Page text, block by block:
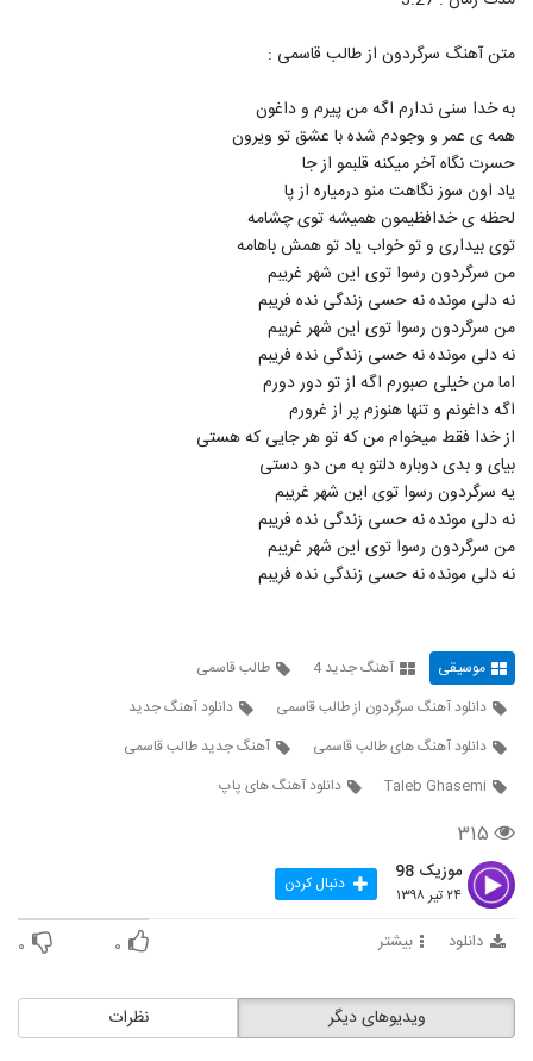
4798
4799
موزیک زیبای درسته که عاشقتم از پیام شیرزاد
4800
دانلود آهنگ چیکار کردی از یابین
۳۳۲ بازدید
متن آهنگ سرگردون از طالب قاسمی :
به خدا سنی ندارم اگه من پیرم و داغون
همه ی عمر و وجودم شده با عشق تو ویرون
حسرت نگاه آخر میکنه قلبمو از جا
یاد اون سوز نگاهت منو درمیاره از پا
لحظه ی خدافظیمون همیشه توی چشامه
توی بیداری و تو خواب یاد تو همش باهامه
من سرگردون رسوا توی این شهر غریبم
نه دلی مونده نه حسی زندگی نده فریبم
من سرگردون رسوا توی این شهر غریبم
نه دلی مونده نه حسی زندگی نده فریبم
اما من خیلی صبورم اگه از تو دور دورم
اگه داغونم و تنها هنوزم پر از غرورم
از خدا فقط میخوام من که تو هر جایی که هستی
بیای و بدی دوباره دلتو به من دو دستی
یه سرگردون رسوا توی این شهر غریبم
نه دلی مونده نه حسی زندگی نده فریبم
من سرگردون رسوا توی این شهر غریبم
نه دلی مونده نه حسی زندگی نده فریبم
موسیقی آهنگ جدید 4
طالب قاسمی
دانلود آهنگ سرگردون از طالب قاسمی
دانلود آهنگ جدید
دانلود آهنگ های طالب قاسمی
آهنگ جدید طالب قاسمی
Taleb Ghasemi
دانلود آهنگ های پاپ
۳۱۵
موزیک 98
۲۴ تیر ۱۳۹۸ دنبال کردن
دانلود بیشتر ۰ ۰
نظرات ویدیوهای دیگر